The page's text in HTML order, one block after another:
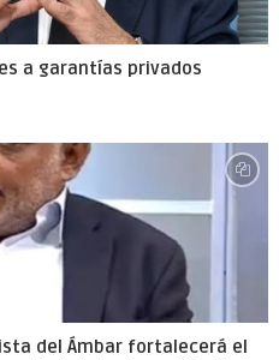
a garantías privados
del Ámbar fortalecerá el